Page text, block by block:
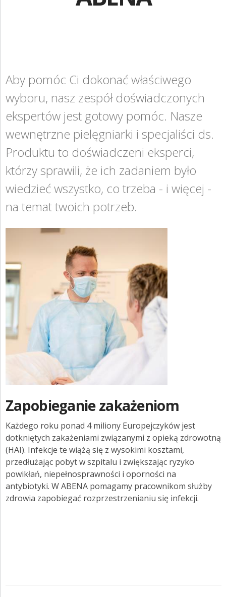
ZGŁOŚ INCYDENT MEDYCZNY
ROZWIĄZANIA BARIATRYCZNE
RAPORT ESG
KONTAKT
ZNAJDŹ DYSTRYBUTORA
BAMBO NATURE
ZALOGUJ SIĘ
Centrum wiedzy
IAD
Tworzywa sztuczne
Zapobieganie Zakażeniom
Przewodnik po produktach Abri Soft
Maski na twarz
OX-ON
Cyfrowa szklanka Aquatime
Aby pomóc Ci dokonać właściwego
wyboru, nasz zespół doświadczonych
ekspertów jest gotowy pomóc. Nasze
wewnętrzne pielęgniarki i specjaliści ds.
Produktu to doświadczeni eksperci,
którzy sprawili, że ich zadaniem było
wiedzieć wszystko, co trzeba - i więcej -
na temat twoich potrzeb.
Zapobieganie zakażeniom
Każdego roku ponad 4 miliony Europejczyków jest
dotkniętych zakażeniami związanymi z opieką zdrowotną
(HAI). Infekcje te wiążą się z wysokimi kosztami,
przedłużając pobyt w szpitalu i zwiększając ryzyko
powikłań, niepełnosprawności i oporności na
antybiotyki. W ABENA pomagamy pracownikom służby
zdrowia zapobiegać rozprzestrzenianiu się infekcji.